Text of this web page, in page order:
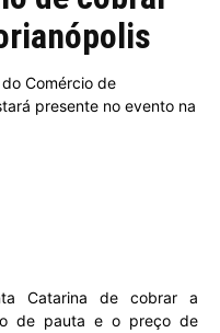
Comércio de
presente no evento na
Catarina de cobrar a
de pauta e o preço de